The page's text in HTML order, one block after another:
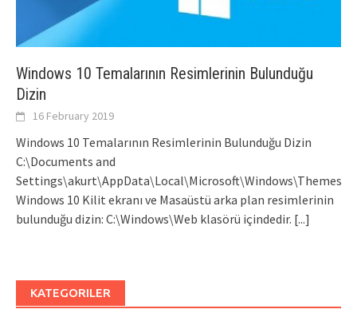
Windows 10 Temalarının Resimlerinin Bulunduğu
Dizin
16 February 2019
Windows 10 Temalarının Resimlerinin Bulunduğu Dizin
C:\Documents and
Settings\akurt\AppData\Local\Microsoft\Windows\Themes
Windows 10 Kilit ekranı ve Masaüstü arka plan resimlerinin
bulunduğu dizin: C:\Windows\Web klasörü içindedir. [...]
KATEGORILER